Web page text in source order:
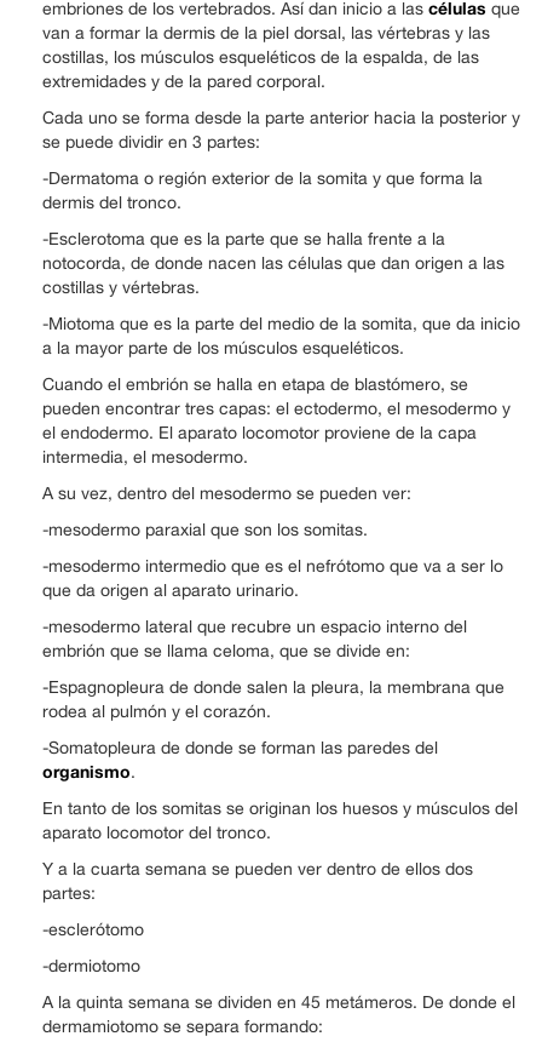
embriones de los vertebrados. Así dan inicio a las células que
van a formar la dermis de la piel dorsal, las vértebras y las
costillas, los músculos esqueléticos de la espalda, de las
extremidades y de la pared corporal.
Cada uno se forma desde la parte anterior hacia la posterior y
se puede dividir en 3 partes:
-Dermatoma o región exterior de la somita y que forma la
dermis del tronco.
-Esclerotoma que es la parte que se halla frente a la
notocorda, de donde nacen las células que dan origen a las
costillas y vértebras.
-Miotoma que es la parte del medio de la somita, que da inicio
a la mayor parte de los músculos esqueléticos.
Cuando el embrión se halla en etapa de blastómero, se
pueden encontrar tres capas: el ectodermo, el mesodermo y
el endodermo. El aparato locomotor proviene de la capa
intermedia, el mesodermo.
A su vez, dentro del mesodermo se pueden ver:
-mesodermo paraxial que son los somitas.
-mesodermo intermedio que es el nefrótomo que va a ser lo
que da origen al aparato urinario.
-mesodermo lateral que recubre un espacio interno del
embrión que se llama celoma, que se divide en:
-Espagnopleura de donde salen la pleura, la membrana que
rodea al pulmón y el corazón.
-Somatopleura de donde se forman las paredes del
organismo.
En tanto de los somitas se originan los huesos y músculos del
aparato locomotor del tronco.
Y a la cuarta semana se pueden ver dentro de ellos dos
partes:
-esclerótomo
-dermiotomo
A la quinta semana se dividen en 45 metámeros. De donde el
dermamiotomo se separa formando: